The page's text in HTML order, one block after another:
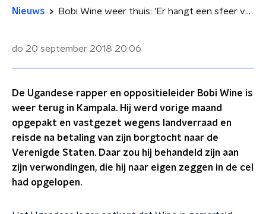
Nieuws Bobi Wine weer thuis: 'Er hangt een sfeer van opstand in Ugandese Kampala'
do 20 september 2018 20:06
De Ugandese rapper en oppositieleider Bobi Wine is
weer terug in Kampala. Hij werd vorige maand
opgepakt en vastgezet wegens landverraad en
reisde na betaling van zijn borgtocht naar de
Verenigde Staten. Daar zou hij behandeld zijn aan
zijn verwondingen, die hij naar eigen zeggen in de cel
had opgelopen.